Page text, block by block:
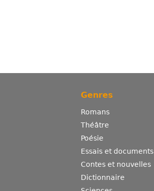
Genres
Romans
Théâtre
Poésie
Essais et documents
Contes et nouvelles
Dictionnaire